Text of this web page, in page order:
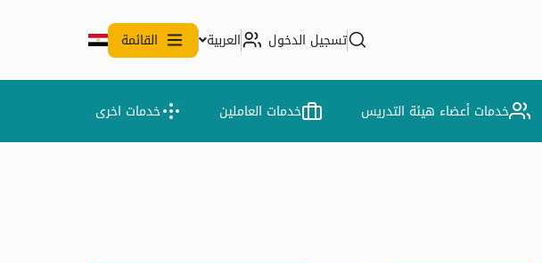
تسجيل الدخول العربية القائمة
خدمات أعضاء هيئة التدريس خدمات العاملين خدمات اخرى